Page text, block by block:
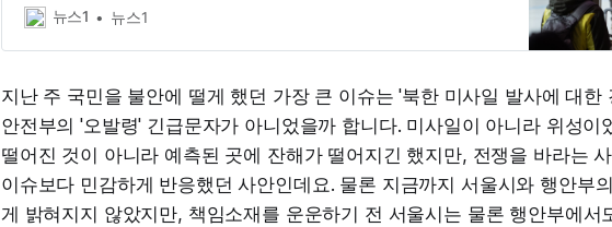
이 큰 혼란을 겪었다. 서울시는 행안부의 중앙통제소 지령방송에 따라 절
뉴스1 뉴스1
지난 주 국민을 불안에 떨게 했던 가장 큰 이슈는 '북한 미사일 발사에 대한
안전부의 '오발령' 긴급문자가 아니었을까 합니다. 미사일이 아니라 위성이
떨어진 것이 아니라 예측된 곳에 잔해가 떨어지긴 했지만, 전쟁을 바라는
이슈보다 민감하게 반응했던 사안인데요. 물론 지금까지 서울시와 행안부
게 밝혀지지 않았지만, 책임소재를 운운하기 전 서울시는 물론 행안부에서